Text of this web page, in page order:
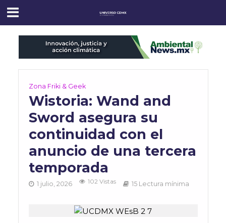
Zona Friki & Geek
Wistoria: Wand and
Sword asegura su
continuidad con el
anuncio de una tercera
temporada
1 julio, 2026 102 Vistas 15 Lectura mínima